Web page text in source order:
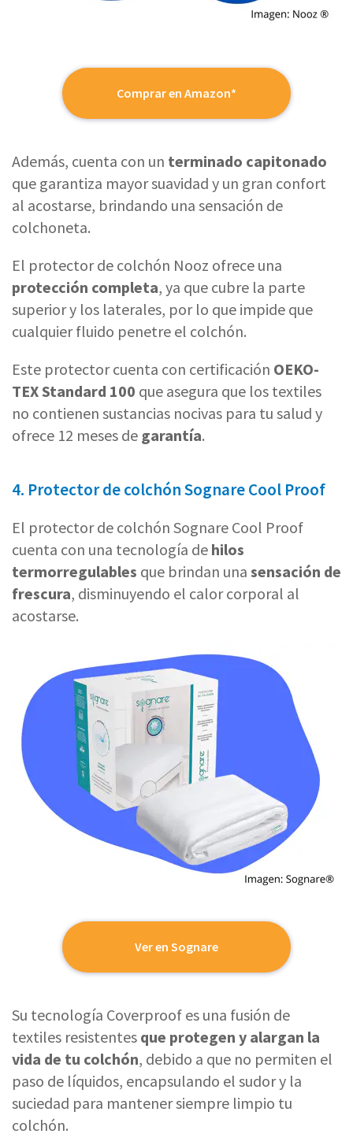
Comprar en Amazon*
Además, cuenta con un terminado capitonado
que garantiza mayor suavidad y un gran confort
al acostarse, brindando una sensación de
colchoneta.
El protector de colchón Nooz ofrece una
protección completa, ya que cubre la parte
superior y los laterales, por lo que impide que
cualquier fluido penetre el colchón.
Este protector cuenta con certificación OEKO-
TEX Standard 100 que asegura que los textiles
no contienen sustancias nocivas para tu salud y
ofrece 12 meses de garantía.
4. Protector de colchón Sognare Cool Proof
El protector de colchón Sognare Cool Proof
cuenta con una tecnología de hilos
termorregulables que brindan una sensación de
frescura, disminuyendo el calor corporal al
acostarse.
Ver en Sognare
Su tecnología Coverproof es una fusión de
textiles resistentes que protegen y alargan la
vida de tu colchón, debido a que no permiten el
paso de líquidos, encapsulando el sudor y la
suciedad para mantener siempre limpio tu
colchón.